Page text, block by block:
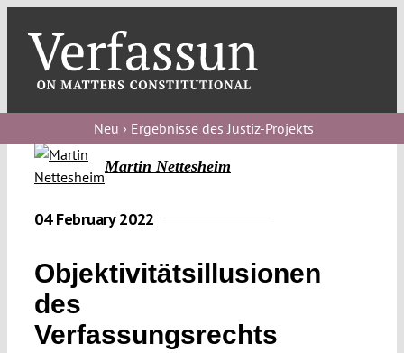
content
blog
Verfassungs
debate
Verfassungs
Verfassungs
Neu › Ergebnisse des Justiz-Projekts
Martin Nettesheim
04 February 2022
Objektivitätsillusionen
des
Verfassungsrechts